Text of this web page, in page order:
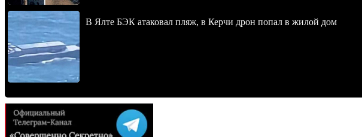
В Ялте БЭК атаковал пляж, в Керчи дрон попал в жилой дом